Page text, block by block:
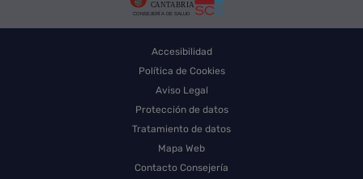
Accesibilidad
Política de Cookies
Aviso Legal
Protección de datos
Tratamiento de datos
Mapa Web
Contacto Consejería